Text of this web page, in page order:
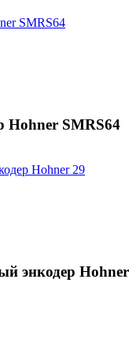
Hohner SMRS64
энкодер